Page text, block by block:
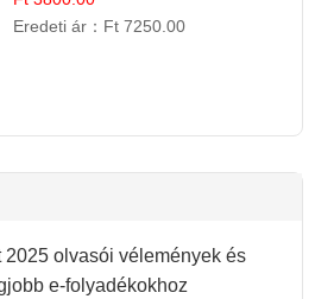
Eredeti ár： Ft 7250.00
2025 olvasói vélemények és
e-folyadékokhoz